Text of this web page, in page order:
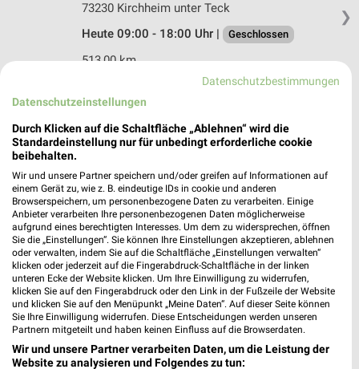
❯
73230 Kirchheim unter Teck
Heute 09:00 - 18:00 Uhr |
Geschlossen
513,00 km
Ernsting's family Tübingen
Alte Landstraße 45
72072 Tübingen
Heute 09:00 - 20:00 Uhr |
Geschlossen
543,71 km
Ernsting's family Leinfelden-Echterdingen
Bernhäuser Str. 8
70771 Leinfelden-Echterdingen
Heute 09:00 - 17:00 Uhr | Geschlossen
520,32 km
Datenschutzbestimmungen
Datenschutzeinstellungen
Durch Klicken auf die Schaltfläche „Ablehnen“ wird die
Standardeinstellung nur für unbedingt erforderliche cookie
beibehalten.
Wir und unsere Partner speichern und/oder greifen auf Informationen auf
einem Gerät zu, wie z. B. eindeutige IDs in cookie und anderen
Browserspeichern, um personenbezogene Daten zu verarbeiten. Einige
Anbieter verarbeiten Ihre personenbezogenen Daten möglicherweise
aufgrund eines berechtigten Interesses. Um dem zu widersprechen, öffnen
Sie die „Einstellungen“. Sie können Ihre Einstellungen akzeptieren, ablehnen
oder verwalten, indem Sie auf die Schaltfläche „Einstellungen verwalten“
klicken oder jederzeit auf die Fingerabdruck-Schaltfläche in der linken
unteren Ecke der Website klicken. Um Ihre Einwilligung zu widerrufen,
klicken Sie auf den Fingerabdruck oder den Link in der Fußzeile der Website
und klicken Sie auf den Menüpunkt „Meine Daten“. Auf dieser Seite können
Sie Ihre Einwilligung widerrufen. Diese Entscheidungen werden unseren
Partnern mitgeteilt und haben keinen Einfluss auf die Browserdaten.
Wir und unsere Partner verarbeiten Daten, um die Leistung der
Website zu analysieren und Folgendes zu tun: